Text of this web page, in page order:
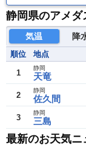
静岡県のアメダ
気温 降
順位 地点
1 天竜
静岡
2 佐久間
静岡
3 三島
静岡
最新のお天気ニ